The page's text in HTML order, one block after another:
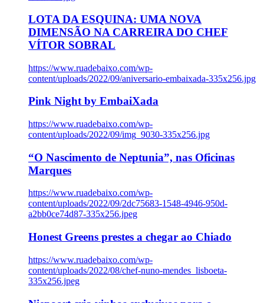
LOTA DA ESQUINA: UMA NOVA
DIMENSÃO NA CARREIRA DO CHEF
VÍTOR SOBRAL
https://www.ruadebaixo.com/wp-
content/uploads/2022/09/aniversario-embaixada-335x256.jpg
Pink Night by EmbaiXada
https://www.ruadebaixo.com/wp-
content/uploads/2022/09/img_9030-335x256.jpg
“O Nascimento de Neptunia”, nas Oficinas
Marques
https://www.ruadebaixo.com/wp-
content/uploads/2022/09/2dc75683-1548-4946-950d-
a2bb0ce74d87-335x256.jpeg
Honest Greens prestes a chegar ao Chiado
https://www.ruadebaixo.com/wp-
content/uploads/2022/08/chef-nuno-mendes_lisboeta-
335x256.jpeg